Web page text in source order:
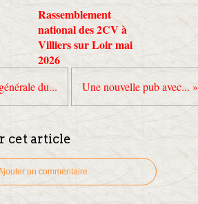
Rassemblement
national des 2CV à
Villiers sur Loir mai
2026
du... Une nouvelle pub avec... »
cet article
un commentaire